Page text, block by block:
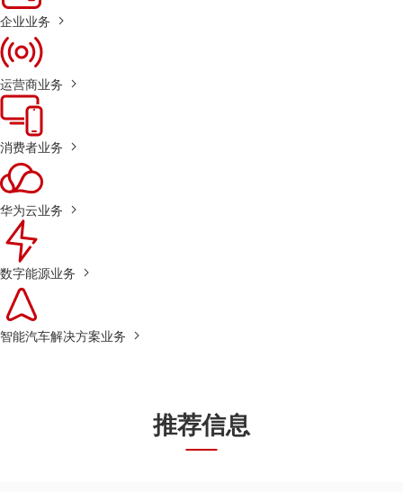
企业业务
运营商业务
消费者业务
华为云业务
数字能源业务
智能汽车解决方案业务
推荐信息